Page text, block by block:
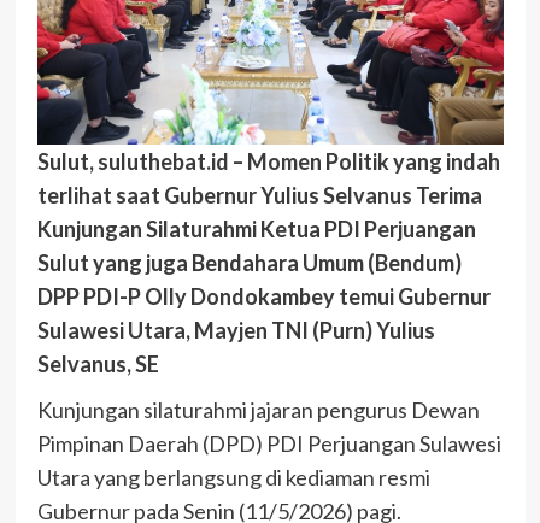
Sulut, suluthebat.id – Momen Politik yang indah
terlihat saat Gubernur Yulius Selvanus Terima
Kunjungan Silaturahmi Ketua PDI Perjuangan
Sulut yang juga Bendahara Umum (Bendum)
DPP PDI-P Olly Dondokambey temui Gubernur
Sulawesi Utara, Mayjen TNI (Purn) Yulius
Selvanus, SE
Kunjungan silaturahmi jajaran pengurus Dewan
Pimpinan Daerah (DPD) PDI Perjuangan Sulawesi
Utara yang berlangsung di kediaman resmi
Gubernur pada Senin (11/5/2026) pagi.